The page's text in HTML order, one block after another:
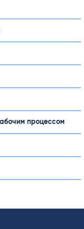
процессом